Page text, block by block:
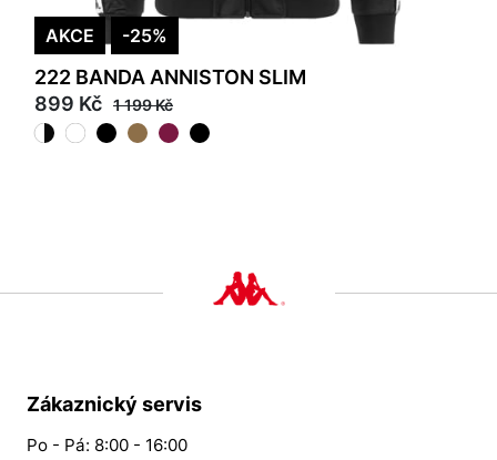
AKCE -25%
222 BANDA ANNISTON SLIM
899 Kč 1 199 Kč
Zákaznický servis
Po - Pá: 8:00 - 16:00